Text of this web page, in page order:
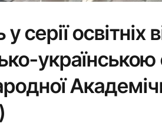
серії освітніх
українською